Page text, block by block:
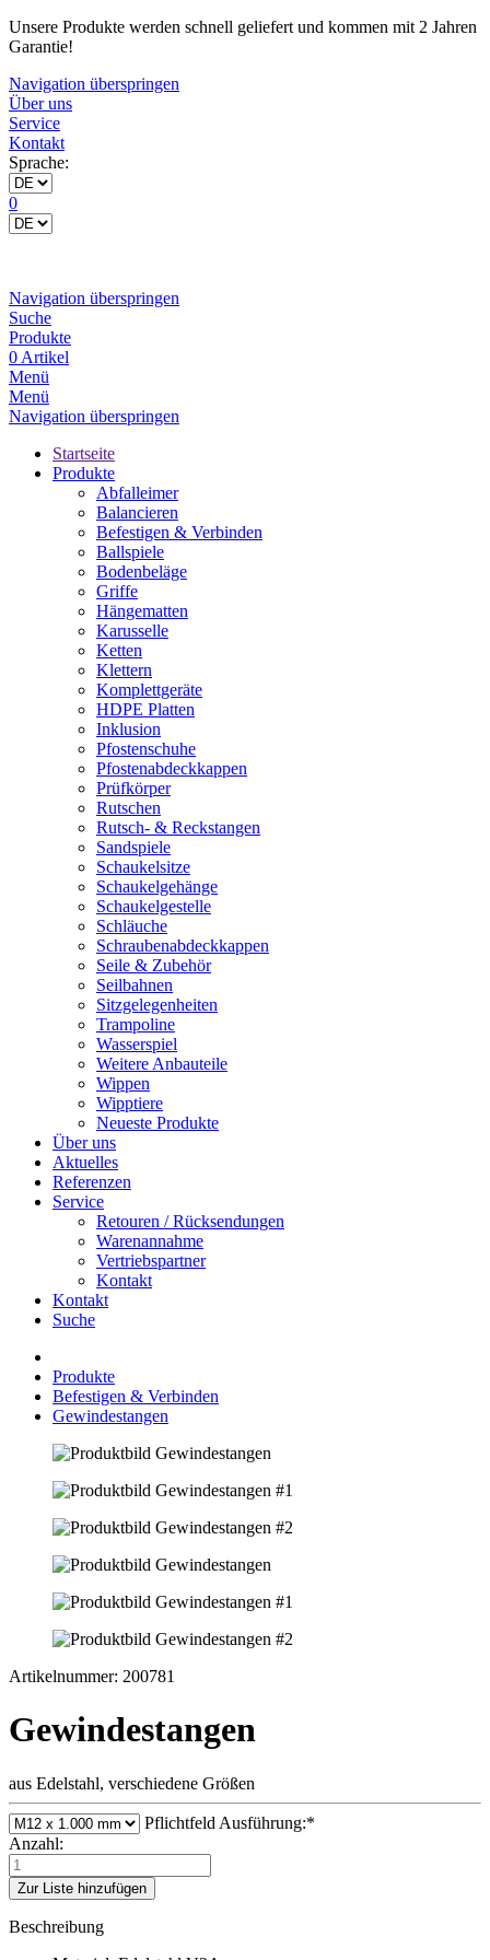
Unsere Produkte werden schnell geliefert und kommen mit 2 Jahren
Garantie!
Navigation überspringen
Über uns
Service
Kontakt
Sprache:
0
Navigation überspringen
Suche
Produkte
0 Artikel
Menü
Menü
Navigation überspringen
Startseite
Produkte
Abfalleimer
Balancieren
Befestigen & Verbinden
Ballspiele
Bodenbeläge
Griffe
Hängematten
Karusselle
Ketten
Klettern
Komplettgeräte
HDPE Platten
Inklusion
Pfostenschuhe
Pfostenabdeckkappen
Prüfkörper
Rutschen
Rutsch- & Reckstangen
Sandspiele
Schaukelsitze
Schaukelgehänge
Schaukelgestelle
Schläuche
Schraubenabdeckkappen
Seile & Zubehör
Seilbahnen
Sitzgelegenheiten
Trampoline
Wasserspiel
Weitere Anbauteile
Wippen
Wipptiere
Neueste Produkte
Über uns
Aktuelles
Referenzen
Service
Retouren / Rücksendungen
Warenannahme
Vertriebspartner
Kontakt
Kontakt
Suche
Produkte
Befestigen & Verbinden
Gewindestangen
Artikelnummer: 200781
Gewindestangen
aus Edelstahl, verschiedene Größen
Pflichtfeld Ausführung:*
Anzahl:
Zur Liste hinzufügen
Beschreibung